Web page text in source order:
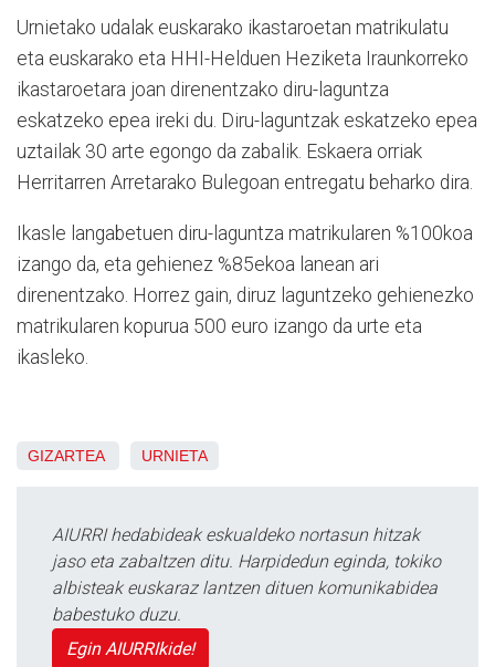
Urnietako udalak euskarako ikastaroetan matrikulatu
eta euskarako eta HHI-Helduen Heziketa Iraunkorreko
ikastaroetara joan direnentzako diru-laguntza
eskatzeko epea ireki du. Diru-laguntzak eskatzeko epea
uztailak 30 arte egongo da zabalik. Eskaera orriak
Herritarren Arretarako Bulegoan entregatu beharko dira.
Ikasle langabetuen diru-laguntza matrikularen %100koa
izango da, eta gehienez %85ekoa lanean ari
direnentzako. Horrez gain, d iruz laguntzeko gehienezko
matrikularen kopurua 500 euro izango da urte eta
ikasleko.
GIZARTEA URNIETA
AIURRI hedabideak eskualdeko nortasun hitzak
jaso eta zabaltzen ditu. Harpidedun eginda, tokiko
albisteak euskaraz lantzen dituen komunikabidea
babestuko duzu.
Egin AIURRIkide!